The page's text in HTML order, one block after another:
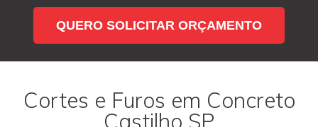
QUERO SOLICITAR ORÇAMENTO
Cortes e Furos em Concreto
Castilho SP